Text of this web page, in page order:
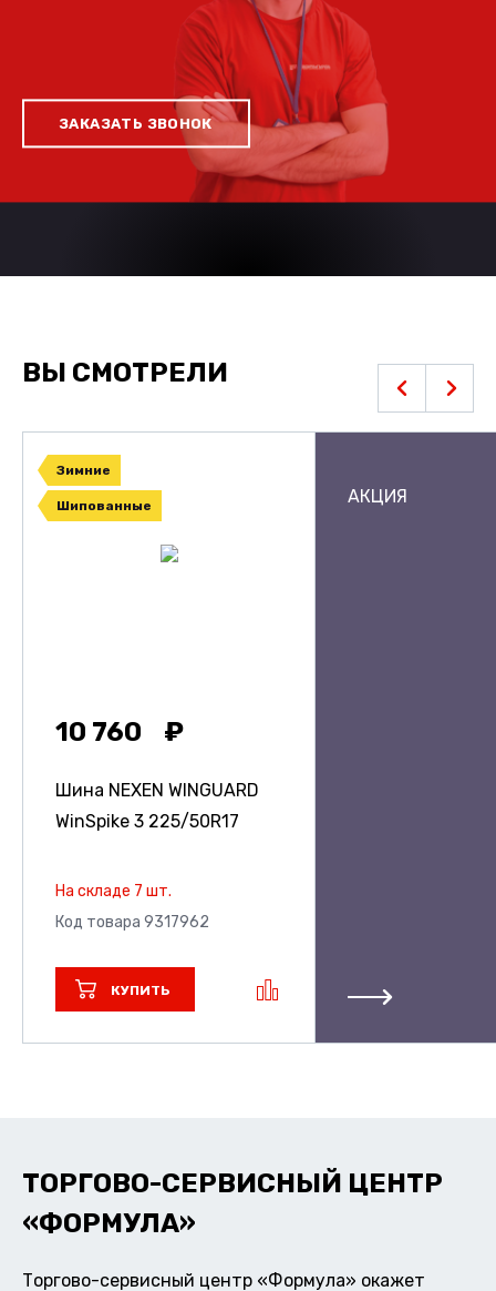
ЗАКАЗАТЬ ЗВОНОК
ВЫ СМОТРЕЛИ
Зимние
Шипованные
10 760
Шина NEXEN WINGUARD
WinSpike 3 225/50R17
На складе 7 шт.
Код товара 9317962
КУПИТЬ
АКЦИЯ
ТОРГОВО-СЕРВИСНЫЙ ЦЕНТР
«ФОРМУЛА»
Торгово-сервисный центр «Формула» окажет